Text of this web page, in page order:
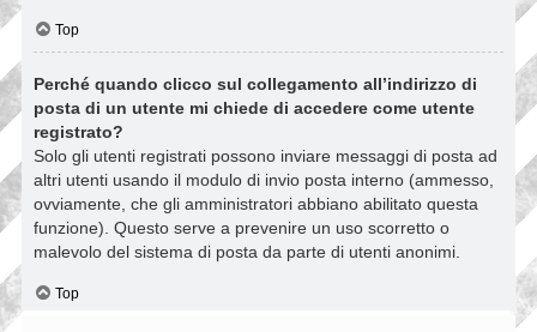
Top
Perché quando clicco sul collegamento all’indirizzo di
posta di un utente mi chiede di accedere come utente
registrato?
Solo gli utenti registrati possono inviare messaggi di posta ad
altri utenti usando il modulo di invio posta interno (ammesso,
ovviamente, che gli amministratori abbiano abilitato questa
funzione). Questo serve a prevenire un uso scorretto o
malevolo del sistema di posta da parte di utenti anonimi.
Top